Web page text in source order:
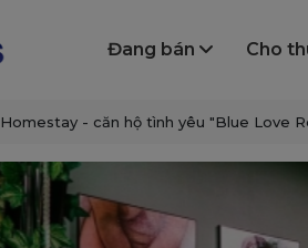
Đang bán Cho
Homestay - căn hộ tình yêu "Blue Love